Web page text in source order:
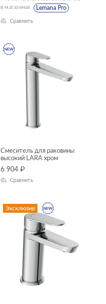
в магазинах
Lemana Pro
Сравнить
Смеситель для раковины
высокий LARA хром
6 904 ₽
Сравнить
Эксклюзив